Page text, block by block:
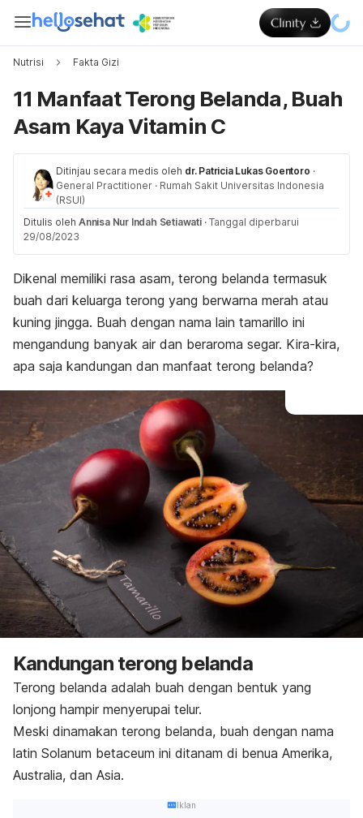
Nutrisi Fakta Gizi
11 Manfaat Terong Belanda, Buah
Asam Kaya Vitamin C
Ditinjau secara medis oleh dr. Patricia Lukas Goentoro ·
General Practitioner · Rumah Sakit Universitas Indonesia
(RSUI)
Ditulis oleh Annisa Nur Indah Setiawati · Tanggal diperbarui
29/08/2023
Dikenal memiliki rasa asam, terong belanda termasuk
buah dari keluarga terong yang berwarna merah atau
kuning jingga. Buah dengan nama lain tamarillo ini
mengandung banyak air dan beraroma segar. Kira-kira,
apa saja kandungan dan manfaat terong belanda?
Kandungan terong belanda
Terong belanda adalah buah dengan bentuk yang
lonjong hampir menyerupai telur.
Meski dinamakan terong belanda, buah dengan nama
latin Solanum betaceum ini ditanam di benua Amerika,
Australia, dan Asia.
Iklan